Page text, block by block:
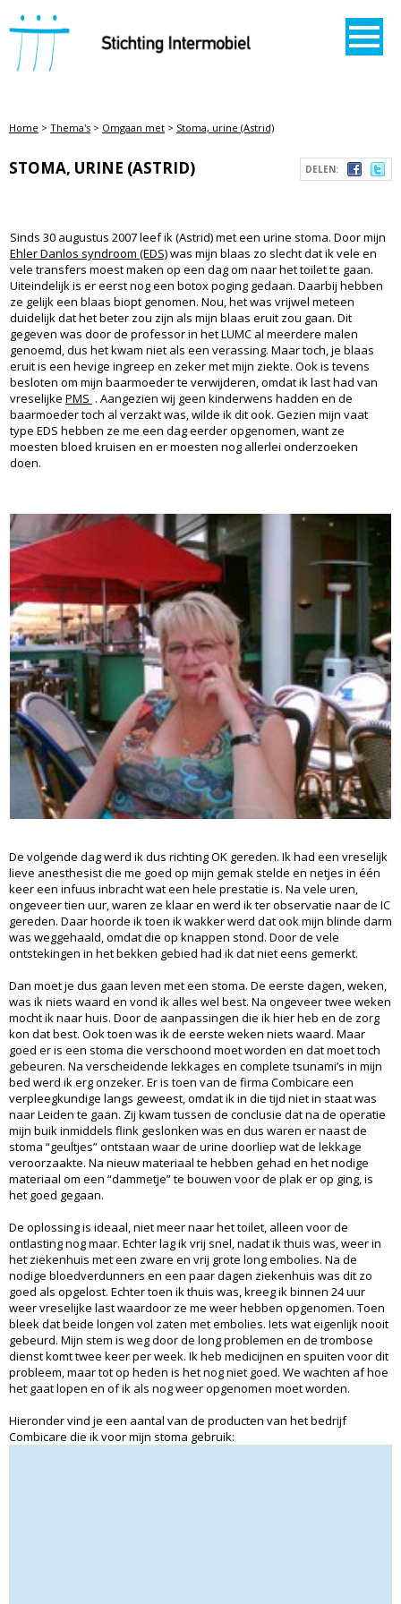
STICHTING INTERMOBIEL
Home > Thema's > Omgaan met > Stoma, urine (Astrid)
DELEN:
STOMA, URINE (ASTRID)
Sinds 30 augustus 2007 leef ik (Astrid) met een urine stoma. Door mijn
Ehler Danlos syndroom (EDS)was mijn blaas zo slecht dat ik vele en
vele transfers moest maken op een dag om naar het toilet te gaan.
Uiteindelijk is er eerst nog een botox poging gedaan. Daarbij hebben
ze gelijk een blaas biopt genomen. Nou, het was vrijwel meteen
duidelijk dat het beter zou zijn als mijn blaas eruit zou gaan. Dit
gegeven was door de professor in het LUMC al meerdere malen
genoemd, dus het kwam niet als een verassing. Maar toch, je blaas
eruit is een hevige ingreep en zeker met mijn ziekte. Ook is tevens
besloten om mijn baarmoeder te verwijderen, omdat ik last had van
vreselijke PMS . Aangezien wij geen kinderwens hadden en de
baarmoeder toch al verzakt was, wilde ik dit ook. Gezien mijn vaat
type EDS hebben ze me een dag eerder opgenomen, want ze
moesten bloed kruisen en er moesten nog allerlei onderzoeken
doen.
De volgende dag werd ik dus richting OK gereden. Ik had een vreselijk
lieve anesthesist die me goed op mijn gemak stelde en netjes in één
keer een infuus inbracht wat een hele prestatie is. Na vele uren,
ongeveer tien uur, waren ze klaar en werd ik ter observatie naar de IC
gereden. Daar hoorde ik toen ik wakker werd dat ook mijn blinde darm
was weggehaald, omdat die op knappen stond. Door de vele
ontstekingen in het bekken gebied had ik dat niet eens gemerkt.
Dan moet je dus gaan leven met een stoma. De eerste dagen, weken,
was ik niets waard en vond ik alles wel best. Na ongeveer twee weken
mocht ik naar huis. Door de aanpassingen die ik hier heb en de zorg
kon dat best. Ook toen was ik de eerste weken niets waard. Maar
goed er is een stoma die verschoond moet worden en dat moet toch
gebeuren. Na verscheidende lekkages en complete tsunami’s in mijn
bed werd ik erg onzeker. Er is toen van de firma Combicare een
verpleegkundige langs geweest, omdat ik in die tijd niet in staat was
naar Leiden te gaan. Zij kwam tussen de conclusie dat na de operatie
mijn buik inmiddels flink geslonken was en dus waren er naast de
stoma “geultjes” ontstaan waar de urine doorliep wat de lekkage
veroorzaakte. Na nieuw materiaal te hebben gehad en het nodige
materiaal om een “dammetje” te bouwen voor de plak er op ging, is
het goed gegaan.
De oplossing is ideaal, niet meer naar het toilet, alleen voor de
ontlasting nog maar. Echter lag ik vrij snel, nadat ik thuis was, weer in
het ziekenhuis met een zware en vrij grote long embolies. Na de
nodige bloedverdunners en een paar dagen ziekenhuis was dit zo
goed als opgelost. Echter toen ik thuis was, kreeg ik binnen 24 uur
weer vreselijke last waardoor ze me weer hebben opgenomen. Toen
bleek dat beide longen vol zaten met embolies. Iets wat eigenlijk nooit
gebeurd. Mijn stem is weg door de long problemen en de trombose
dienst komt twee keer per week. Ik heb medicijnen en spuiten voor dit
probleem, maar tot op heden is het nog niet goed. We wachten af hoe
het gaat lopen en of ik als nog weer opgenomen moet worden.
Hieronder vind je een aantal van de producten van het bedrijf
Combicare die ik voor mijn stoma gebruik: